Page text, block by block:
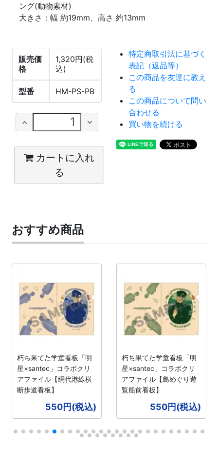
ング(動物素材)
大きさ：幅 約19mm、高さ 約13mm
販売価
格
1,320円(税
込)
型番 HM-PS-PB
カートに入れ
る
特定商取引法に基づく
表記（返品等）
この商品を友達に教え
る
この商品について問い
合わせる
買い物を続ける
おすすめ商品
朽ち果てた学童看板「明
星×santec」コラボクリ
アファイル【網代港線横
断歩道看板】
550円(税込)
朽ち果てた学童看板「明
星×santec」コラボクリ
アファイル【島めぐり遊
覧船前看板】
550円(税込)